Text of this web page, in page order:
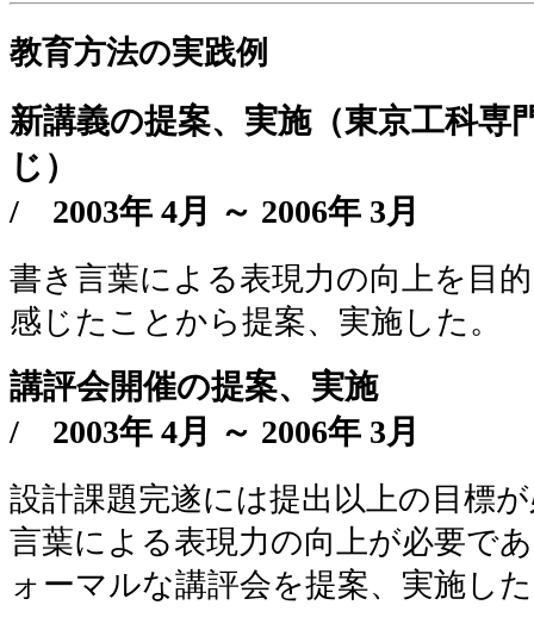
教育方法の実践例
新講義の提案、実施（東京工科専
じ）
/ 2003年 4月 ～ 2006年 3月
書き言葉による表現力の向上を目
感じたことから提案、実施した。
講評会開催の提案、実施
/ 2003年 4月 ～ 2006年 3月
設計課題完遂には提出以上の目標
言葉による表現力の向上が必要で
ォーマルな講評会を提案、実施し